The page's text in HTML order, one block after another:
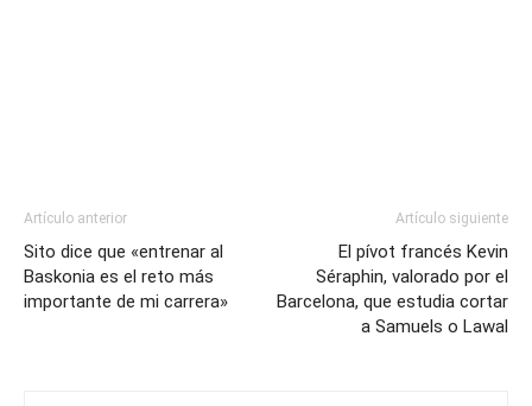
Artículo anterior
Sito dice que «entrenar al
Baskonia es el reto más
importante de mi carrera»
Artículo siguiente
El pívot francés Kevin
Séraphin, valorado por el
Barcelona, que estudia cortar
a Samuels o Lawal